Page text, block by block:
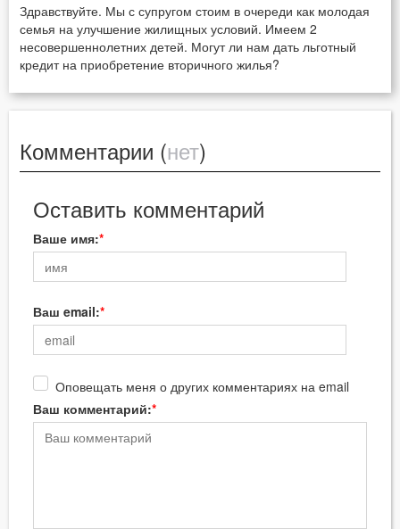
Здравствуйте. Мы с супругом стоим в очереди как молодая
семья на улучшение жилищных условий. Имеем 2
несовершеннолетних детей. Могут ли нам дать льготный
кредит на приобретение вторичного жилья?
Комментарии (нет)
Оставить комментарий
Ваше имя:
Ваш email:
Оповещать меня о других комментариях на email
Ваш комментарий: